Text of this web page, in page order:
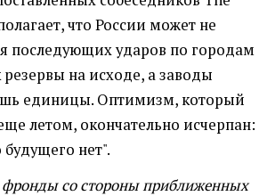
что России может не
последующих ударов по городам
на исходе, а заводы
единицы. Оптимизм, который
летом, окончательно исчерпан:
нет".
фронды со стороны приближенных